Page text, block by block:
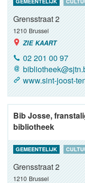
Grensstraat 2
1210 Brussel
ZIE KAART
02 201 00 97
www.sint-joost-
Bib Josse,
bibliotheek
GEMEENTELIJK
Grensstraat 2
1210 Brussel